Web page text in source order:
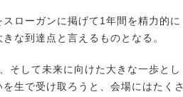
ローガンに掲げて1年間を精力的に
な到達点と言えるものとなる。
そして未来に向けた大きな一歩とし
生で受け取ろうと、会場にはたくさ